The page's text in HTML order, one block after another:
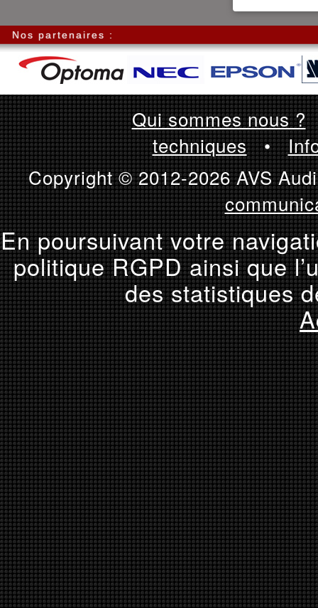
Nos partenaires :
Qui sommes nous ?
techniques•
Copyright © 2012-2026 AVS
En poursuivant votre
politique RGPD ainsi que
des statistiques